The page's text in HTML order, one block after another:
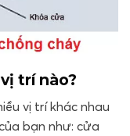
trí nào?
vị trí khác nhau
bạn như: cửa